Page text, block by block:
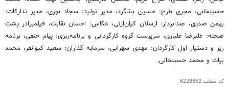
حسینخانی، مجری طرح: حسین بشگرد، مدیر تولید: سجاد نوری، مدیر تدارکات:
بهمن صدیق، صدابردار: ارسلان کیان‌ارثی، عکاس: احسان نقابت، فیلمبرادر پشت
صحنه: علیرضا علیاری، سرپرست گروه کارگردانی و برنامه‌ریزی: پیام حنفی، برنامه
ریز و دستیار اول کارگردان: مهدی سهرابی، سرمایه گذاران: سعید کیوانفر، محمد
بیات و محمد حسینخانی.
کد مطلب6228852